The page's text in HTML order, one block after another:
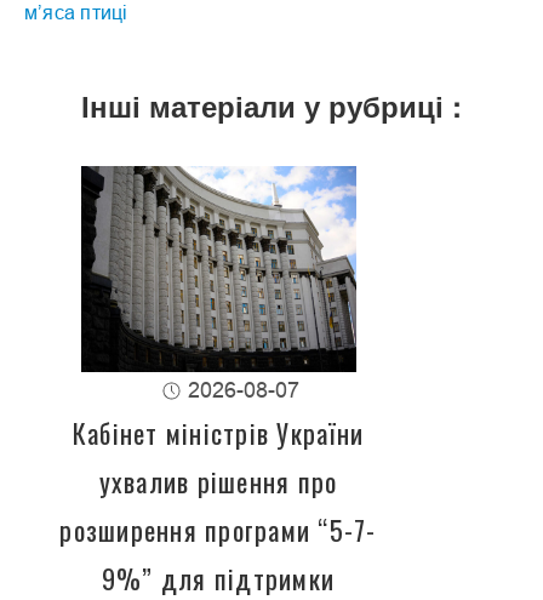
м’яса птиці
Інші матеріали у рубриці :
2026-08-07
Кабінет міністрів України
ухвалив рішення про
розширення програми “5-7-
9%” для підтримки